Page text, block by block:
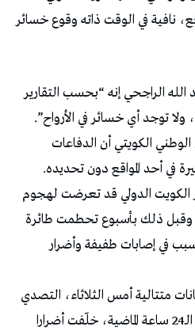
نافية في الوقت ذاته وقوع خسائر
الله الراجحي إنه “بحسب التقارير
ولا توجد أي خسائر في الأرواح”.
الكويتي أن الدفاعات
الكويت الدولي قد تعرضت لهجوم
الجاري، وقبل ذلك بأسبوع تحطمت طائرة
في إصابات طفيفة وأضرار
متتالية أمس الثلاثاء، التصدي
لـ17 صاروخا و13 مسيرة خلال الـ24 ساعة الماضية، خلّفت أضرارا